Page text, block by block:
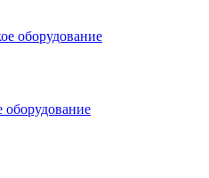
оборудование
оборудование